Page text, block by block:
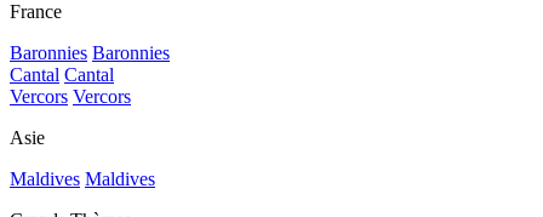
France
Baronnies Baronnies
Cantal Cantal
Vercors Vercors
Asie
Maldives Maldives